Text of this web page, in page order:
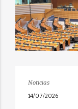
Noticias
14/07/2026